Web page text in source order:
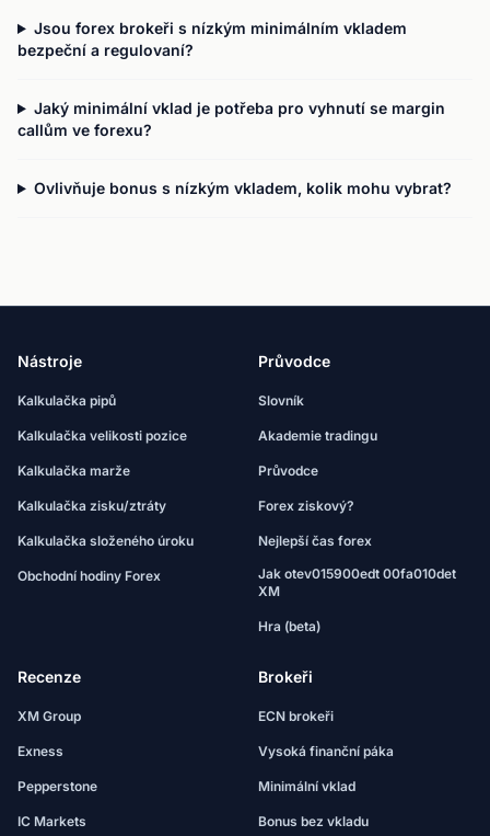
Jsou forex brokeři s nízkým minimálním vkladem
bezpeční a regulovaní?
Jaký minimální vklad je potřeba pro vyhnutí se margin
callům ve forexu?
Ovlivňuje bonus s nízkým vkladem, kolik mohu vybrat?
Nástroje
Kalkulačka pipů
Kalkulačka velikosti pozice
Kalkulačka marže
Kalkulačka zisku/ztráty
Kalkulačka složeného úroku
Obchodní hodiny Forex
Průvodce
Slovník
Akademie tradingu
Průvodce
Forex ziskový?
Nejlepší čas forex
Jak otev015900edt 00fa010det
XM
Hra (beta)
Recenze
XM Group
Exness
Pepperstone
IC Markets
Brokeři
ECN brokeři
Vysoká finanční páka
Minimální vklad
Bonus bez vkladu